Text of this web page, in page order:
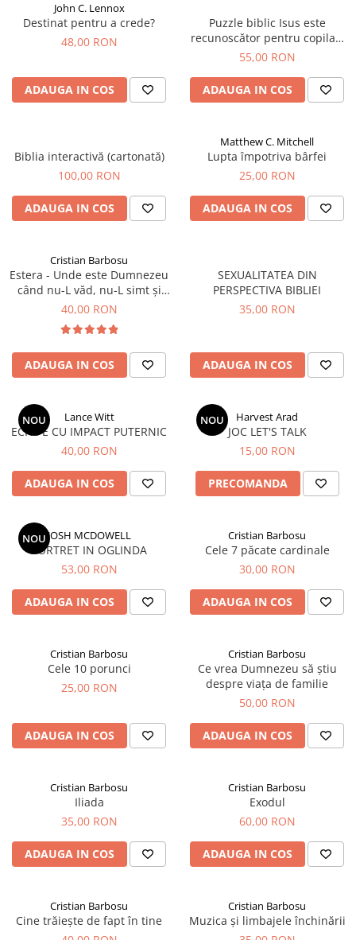
John C. Lennox
Destinat pentru a crede?
48,00 RON
ADAUGA IN COS
Puzzle biblic Isus este
recunoscător pentru copilași
(500 Piese)
55,00 RON
ADAUGA IN COS
Biblia interactivă (cartonată)
100,00 RON
ADAUGA IN COS
Matthew C. Mitchell
Lupta împotriva bârfei
25,00 RON
ADAUGA IN COS
Cristian Barbosu
Estera - Unde este Dumnezeu
când nu-L văd, nu-L simt și
nu-l aud?
40,00 RON
ADAUGA IN COS
SEXUALITATEA DIN
PERSPECTIVA BIBLIEI
35,00 RON
ADAUGA IN COS
NOU Lance Witt
ECHIPE CU IMPACT PUTERNIC
40,00 RON
ADAUGA IN COS
NOU Harvest Arad
JOC LET'S TALK
15,00 RON
PRECOMANDA
NOUJOSH MCDOWELL
PORTRET IN OGLINDA
53,00 RON
ADAUGA IN COS
Cristian Barbosu
Cele 7 păcate cardinale
30,00 RON
ADAUGA IN COS
Cristian Barbosu
Cele 10 porunci
25,00 RON
ADAUGA IN COS
Cristian Barbosu
Ce vrea Dumnezeu să știu
despre viața de familie
50,00 RON
ADAUGA IN COS
Cristian Barbosu
Iliada
35,00 RON
ADAUGA IN COS
Cristian Barbosu
Exodul
60,00 RON
ADAUGA IN COS
Cristian Barbosu
Cine trăiește de fapt în tine
Cristian Barbosu
Muzica și limbajele închinării